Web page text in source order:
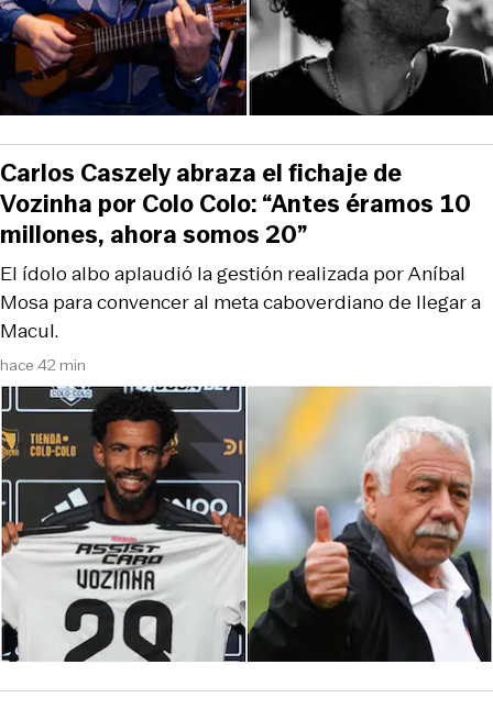
hace 42 min
El ídolo albo aplaudió la gestión realizada por Aníbal
Mosa para convencer al meta caboverdiano de llegar a
Macul.
Carlos Caszely abraza el fichaje de
Vozinha por Colo Colo: “Antes éramos 10
millones, ahora somos 20”